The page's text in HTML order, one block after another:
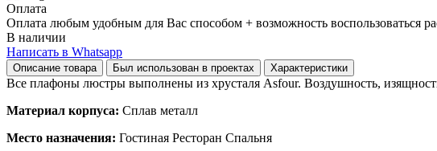
Оплата
Оплата любым удобным для Вас способом + возможность воспользоваться
В наличии
Написать в Whatsapp
Описание товара Был использован в проектах Характеристики
Все плафоны люстры выполнены из хрусталя Asfour. Воздушность,
Материал корпуса: Сплав металл
Место назначения: Гостиная Ресторан Спальня